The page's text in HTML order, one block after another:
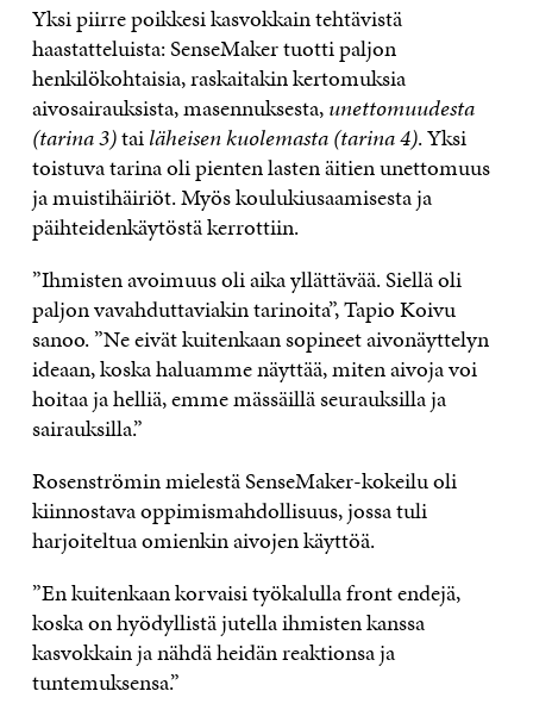
Yksi piirre poikkesi kasvokkain tehtävistä
haastatteluista: SenseMaker tuotti paljon
henkilökohtaisia, raskaitakin kertomuksia
aivosairauksista, masennuksesta,unettomuudesta
(tarina 3)tailäheisen kuolemasta (tarina 4). Yksi
toistuva tarina oli pienten lasten äitien unettomuus
ja muistihäiriöt. Myös koulukiusaamisesta ja
päihteidenkäytöstä kerrottiin.
”Ihmisten avoimuus oli aika yllättävää. Siellä oli
paljon vavahduttaviakin tarinoita”, Tapio Koivu
sanoo. ”Ne eivät kuitenkaan sopineet aivonäyttelyn
ideaan, koska haluamme näyttää, miten aivoja voi
hoitaa ja helliä, emme mässäillä seurauksilla ja
sairauksilla.”
Rosenströmin mielestä SenseMaker-kokeilu oli
kiinnostava oppimismahdollisuus, jossa tuli
harjoiteltua omienkin aivojen käyttöä.
”En kuitenkaan korvaisi työkalulla front endejä,
koska on hyödyllistä jutella ihmisten kanssa
kasvokkain ja nähdä heidän reaktionsa ja
tuntemuksensa.”